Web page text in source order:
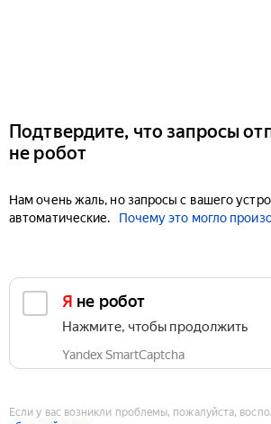
Подтвердите, что запросы
не робот
Нам очень жаль, но запросы с вашего
автоматические.
Почему это могло
Я не робот
Нажмите, чтобы продолжить
Yandex SmartCaptcha
Если у вас возникли проблемы, пожалуйста,